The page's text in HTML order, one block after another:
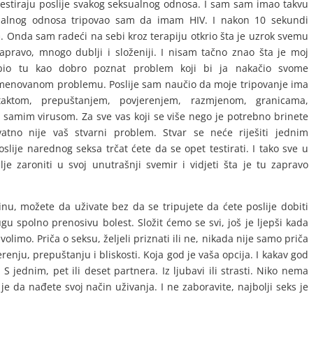
poslije svakog seksualnog odnosa. I sam sam imao takvu
odnosa tripovao sam da imam HIV. I nakon 10 sekundi
Onda sam radeći na sebi kroz terapiju otkrio šta je uzrok svemu
mnogo dublji i složeniji. I nisam tačno znao šta je moj
tu kao dobro poznat problem koji bi ja nakačio svome
problemu. Poslije sam naučio da moje tripovanje ima
prepuštanjem, povjerenjem, razmjenom, granicama,
virusom. Za sve vas koji se više nego je potrebno brinete
nije vaš stvarni problem. Stvar se neće riješiti jednim
narednog seksa trčat ćete da se opet testirati. I tako sve u
zaroniti u svoj unutrašnji svemir i vidjeti šta je tu zapravo
možete da uživate bez da se tripujete da ćete poslije dobiti
spolno prenosivu bolest. Složit ćemo se svi, još je ljepši kada
Priča o seksu, željeli priznati ili ne, nikada nije samo priča
prepuštanju i bliskosti. Koja god je vaša opcija. I kakav god
S jednim, pet ili deset partnera. Iz ljubavi ili strasti. Niko nema
da nađete svoj način uživanja. I ne zaboravite, najbolji seks je